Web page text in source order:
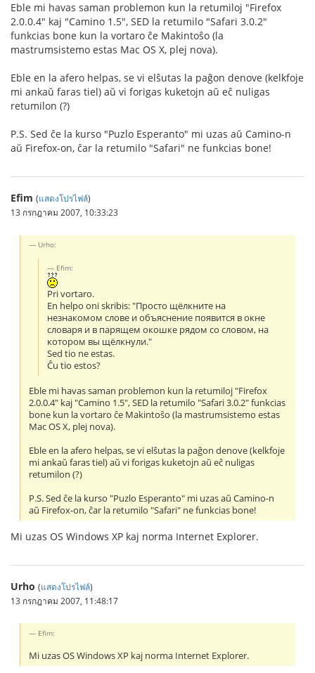
Eble mi havas saman problemon kun la retumiloj "Firefox
2.0.0.4" kaj "Camino 1.5", SED la retumilo "Safari 3.0.2"
funkcias bone kun la vortaro ĉe Makintoŝo (la
mastrumsistemo estas Mac OS X, plej nova).
Eble en la afero helpas, se vi elŝutas la paĝon denove (kelkfoje
mi ankaŭ faras tiel) aŭ vi forigas kuketojn aŭ eĉ nuligas
retumilon (?)
P.S. Sed ĉe la kurso "Puzlo Esperanto" mi uzas aŭ Camino-n
aŭ Firefox-on, ĉar la retumilo "Safari" ne funkcias bone!
Efim (แสดงโปรไฟล์)
13 กรกฎาคม 2007, 10:33:23
Urho:
Efim:
Pri vortaro.
En helpo oni skribis: "Просто щёлкните на
незнакомом слове и объяснение появится в окне
словаря и в парящем окошке рядом со словом, на
котором вы щёлкнули."
Sed tio ne estas.
Ĉu tio estos?
Eble mi havas saman problemon kun la retumiloj "Firefox
2.0.0.4" kaj "Camino 1.5", SED la retumilo "Safari 3.0.2" funkcias
bone kun la vortaro ĉe Makintoŝo (la mastrumsistemo estas
Mac OS X, plej nova).
Eble en la afero helpas, se vi elŝutas la paĝon denove (kelkfoje
mi ankaŭ faras tiel) aŭ vi forigas kuketojn aŭ eĉ nuligas
retumilon (?)
P.S. Sed ĉe la kurso "Puzlo Esperanto" mi uzas aŭ Camino-n
aŭ Firefox-on, ĉar la retumilo "Safari" ne funkcias bone!
Mi uzas OS Windows XP kaj norma Internet Explorer.
Urho (แสดงโปรไฟล์)
13 กรกฎาคม 2007, 11:48:17
Efim:
Mi uzas OS Windows XP kaj norma Internet Explorer.